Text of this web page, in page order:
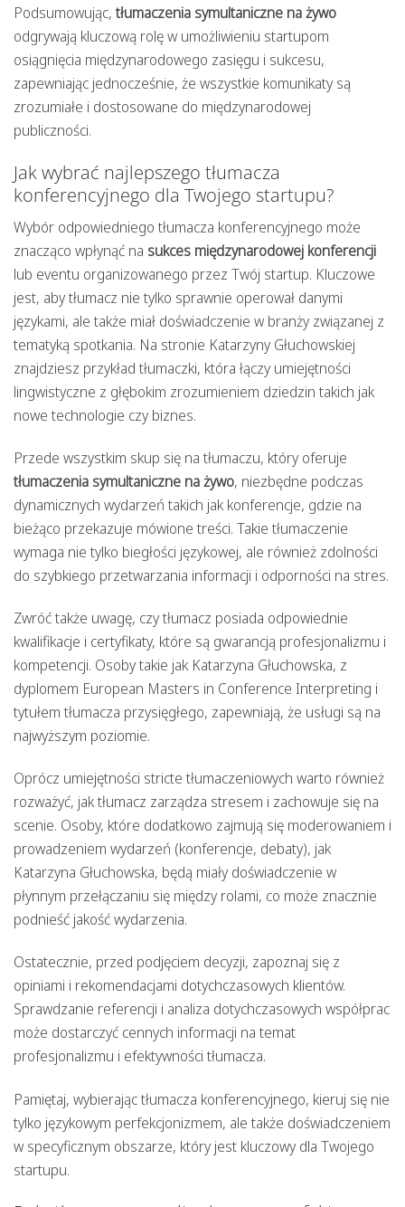
Podsumowując,tłumaczenia symultaniczne na żywo
odgrywają kluczową rolę w umożliwieniu startupom
osiągnięcia międzynarodowego zasięgu i sukcesu,
zapewniając jednocześnie, że wszystkie komunikaty są
zrozumiałe i dostosowane do międzynarodowej
publiczności.
Jak wybrać najlepszego tłumacza
konferencyjnego dla Twojego startupu?
Wybór odpowiedniego tłumacza konferencyjnego może
znacząco wpłynąć na sukces międzynarodowej konferencji
lub eventu organizowanego przez Twój startup. Kluczowe
jest, aby tłumacz nie tylko sprawnie operował danymi
językami, ale także miał doświadczenie w branży związanej z
tematyką spotkania. Na stronie Katarzyny Głuchowskiej
znajdziesz przykład tłumaczki, która łączy umiejętności
lingwistyczne z głębokim zrozumieniem dziedzin takich jak
nowe technologie czy biznes.
Przede wszystkim skup się na tłumaczu, który oferuje
tłumaczenia symultaniczne na żywo, niezbędne podczas
dynamicznych wydarzeń takich jak konferencje, gdzie na
bieżąco przekazuje mówione treści. Takie tłumaczenie
wymaga nie tylko biegłości językowej, ale również zdolności
do szybkiego przetwarzania informacji i odporności na stres.
Zwróć także uwagę, czy tłumacz posiada odpowiednie
kwalifikacje i certyfikaty, które są gwarancją profesjonalizmu i
kompetencji. Osoby takie jak Katarzyna Głuchowska, z
dyplomem European Masters in Conference Interpreting i
tytułem tłumacza przysięgłego, zapewniają, że usługi są na
najwyższym poziomie.
Oprócz umiejętności stricte tłumaczeniowych warto również
rozważyć, jak tłumacz zarządza stresem i zachowuje się na
scenie. Osoby, które dodatkowo zajmują się moderowaniem i
prowadzeniem wydarzeń (konferencje, debaty), jak
Katarzyna Głuchowska, będą miały doświadczenie w
płynnym przełączaniu się między rolami, co może znacznie
podnieść jakość wydarzenia.
Ostatecznie, przed podjęciem decyzji, zapoznaj się z
opiniami i rekomendacjami dotychczasowych klientów.
Sprawdzanie referencji i analiza dotychczasowych współprac
może dostarczyć cennych informacji na temat
profesjonalizmu i efektywności tłumacza.
Pamiętaj, wybierając tłumacza konferencyjnego, kieruj się nie
tylko językowym perfekcjonizmem, ale także doświadczeniem
w specyficznym obszarze, który jest kluczowy dla Twojego
startupu.